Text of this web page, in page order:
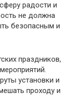
радости и
не должна
безопасным и
праздников,
установки и
проходу и